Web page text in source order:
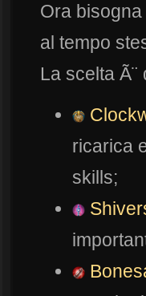
Ora
al tempo
La scelta
ricarica
skills;